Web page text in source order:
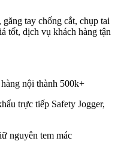
tay chống cắt, chụp tai
tốt, dịch vụ khách hàng tận
nội thành 500k+
trực tiếp Safety Jogger,
nguyên tem mác